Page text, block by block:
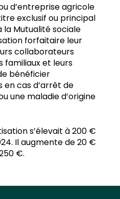
d’entreprise agricole
exclusif ou principal
la Mutualité sociale
forfaitaire leur
collaborateurs
familiaux et leurs
bénéficier
en cas d’arrêt de
une maladie d’origine
s’élevait à 200 €
Il augmente de 20 €
€.